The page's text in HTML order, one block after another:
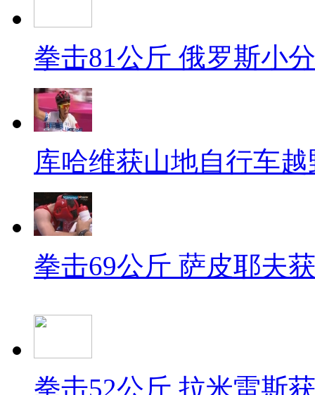
拳击81公斤 俄罗斯小
库哈维获山地自行车
拳击69公斤 萨皮耶夫
拳击52公斤 拉米雷斯